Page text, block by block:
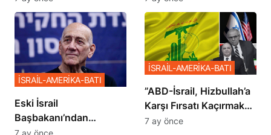
Eski İsrail
Başbakanı’ndan
Netanyahu’ya Ağır
İSRAİL-AMERİKA-BATI
7 ay önce
​​​​​​​”ABD-İsrail, Hizbullah’a
Karşı Fırsatı Kaçırmak
İstemiyor”
İSRAİL-AMERİKA-BATI
7 ay önce